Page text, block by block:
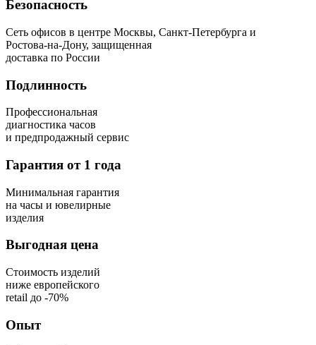
Безопасность
Сеть офисов в центре Москвы, Санкт-Петербурга и
Ростова-на-Дону, защищенная
доставка по России
Подлинность
Профессиональная
диагностика часов
и предпродажный сервис
Гарантия от 1 года
Минимальная гарантия
на часы и ювелирные
изделия
Выгодная цена
Стоимость изделий
ниже европейского
retail до -70%
Опыт